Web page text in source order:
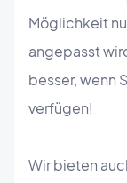
Möglichkeit
angepasst
besser, wenn
verfügen!
Wir bieten